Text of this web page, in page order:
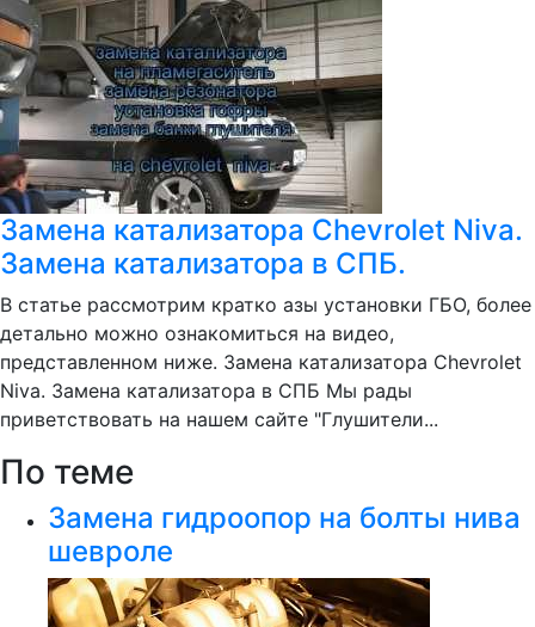
Замена катализатора Chevrolet Niva.
Замена катализатора в СПБ.
В статье рассмотрим кратко азы установки ГБО, более
детально можно ознакомиться на видео,
представленном ниже. Замена катализатора Chevrolet
Niva. Замена катализатора в СПБ Мы рады
приветствовать на нашем сайте "Глушители...
По теме
Замена гидроопор на болты нива
шевроле